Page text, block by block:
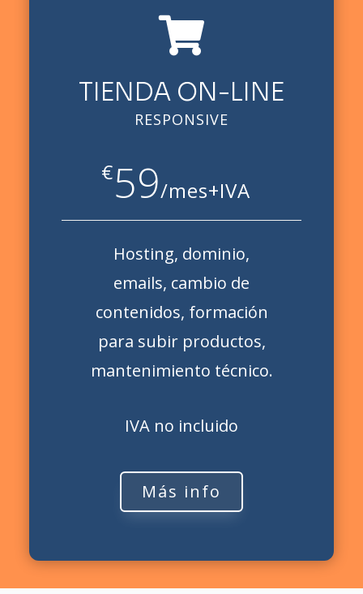

TIENDA ON-LINE
RESPONSIVE
€59/mes+IVA
Hosting, dominio,
emails, cambio de
contenidos, formación
para subir productos,
mantenimiento técnico.
IVA no incluido
Más info